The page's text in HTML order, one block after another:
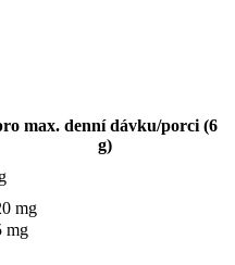
max. denní dávku/porci (6
g)
mg
mg